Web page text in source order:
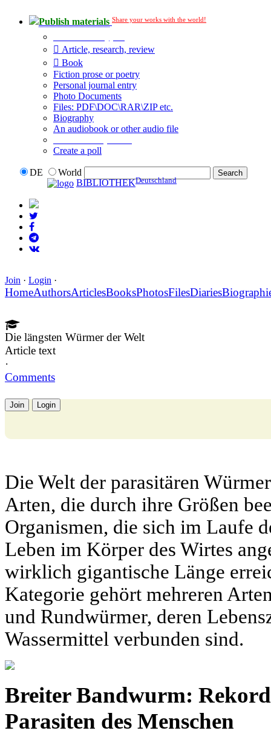
Publish materials Share your works with the world!
Article, research, review
Book
Fiction prose or poetry
Personal journal entry
Photo Documents
Files: PDF\DOC\RAR\ZIP etc.
Biography
An audiobook or other audio file
Create a poll
DE
World
BIBLIOTHEKDeutschland
Join · Login ·
HomeAuthorsArticlesBooksPhotosFilesDiaries
Die längsten Würmer der Welt
Article text
·
Comments
Join Login
Die Welt der parasitären
Arten, die durch ihre Größen
Organismen, die sich im Laufe
Leben im Körper des Wirtes
wirklich gigantische Länge
Kategorie gehört mehreren
und Rundwürmer, deren
Wassermittel verbunden sind.
Breiter Bandwurm:
Parasiten des Menschen